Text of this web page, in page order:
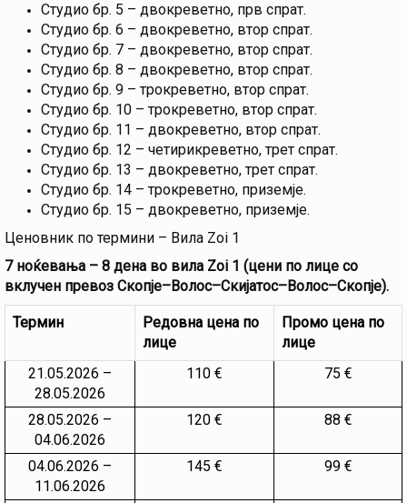
Студио бр. 5 – двокреветно, прв спрат.
Студио бр. 6 – двокреветно, втор спрат.
Студио бр. 7 – двокреветно, втор спрат.
Студио бр. 8 – двокреветно, втор спрат.
Студио бр. 9 – трокреветно, втор спрат.
Студио бр. 10 – трокреветно, втор спрат.
Студио бр. 11 – двокреветно, втор спрат.
Студио бр. 12 – четирикреветно, трет спрат.
Студио бр. 13 – двокреветно, трет спрат.
Студио бр. 14 – трокреветно, приземје.
Студио бр. 15 – двокреветно, приземје.
Ценовник по термини – Вила Zoi 1
7 ноќевања – 8 дена во вила Zoi 1 (цени по лице со
вклучен превоз Скопје–Волос–Скијатос–Волос–Скопје).
Термин
Редовна цена по
лице
Промо цена по
лице
21.05.2026 –
28.05.2026
110 € 75 €
28.05.2026 –
04.06.2026
120 € 88 €
04.06.2026 –
11.06.2026
145 € 99 €